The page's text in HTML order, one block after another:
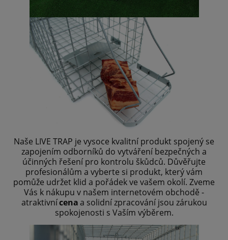
Naše LIVE TRAP je vysoce kvalitní produkt spojený se
zapojením odborníků do vytváření bezpečných a
účinných řešení pro kontrolu škůdců. Důvěřujte
profesionálům a vyberte si produkt, který vám
pomůže udržet klid a pořádek ve vašem okolí. Zveme
Vás k nákupu v našem internetovém obchodě -
atraktivnícenaa solidní zpracování jsou zárukou
spokojenosti s Vaším výběrem.